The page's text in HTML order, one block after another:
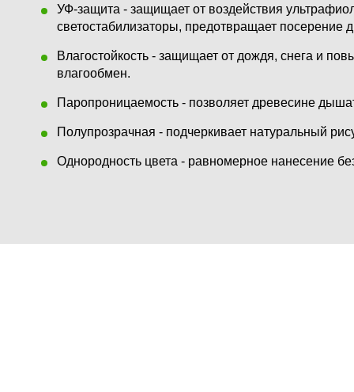
УФ-защита - защищает от воздействия
светостабилизаторы, предотвращает посерение
Влагостойкость - защищает от дождя, снега и
влагообмен.
Паропроницаемость - позволяет древесине
Полупрозрачная - подчеркивает натуральный
Однородность цвета - равномерное нанесение